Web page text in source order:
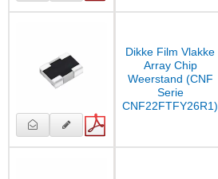
Dikke Film Vlakke
Array Chip
Weerstand (CNF
Serie
CNF22FTFY26R1)